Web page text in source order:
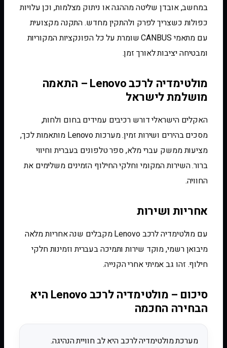
במחשב, אובדן שליטה מההגה או ניתוק מצלמות, וכן עלויות
כפולות כשצריך לפרק ולהתקין מחדש. התקנה מקצועית
עם מתאמי CANBUS שומרת על כל הפונקציות המקוריות
ומבטיחה יציבות לאורך זמן.
מולטימדיה לרכב Lenovo – התאמה
מושלמת לישראל
האקלים הישראלי דורש רכיבים עמידים בחום ולחות,
מסכים בהירים ושירות זמין. מערכות Lenovo מותאמות לכך,
מציעות ממשק עברי מלא, ספר טלפונים בעברית וחיווי
ברור. השירות המקומי וחלקי החילוף הזמינים משלימים את
החוויה.
אחריות ושירות
עם מולטימדיה לרכב Lenovo מקבלים שנה אחריות מלאה
מיבואן רשמי, מוקד שירות ותמיכה בעברית וזמינות חלקי
חילוף. זהו גב אמיתי אחרי הקנייה.
סיכום – מולטימדיה לרכב Lenovo היא
הבחירה החכמה
מערכת מולטימדיה לרכב היא לב חוויית הנהיגה.